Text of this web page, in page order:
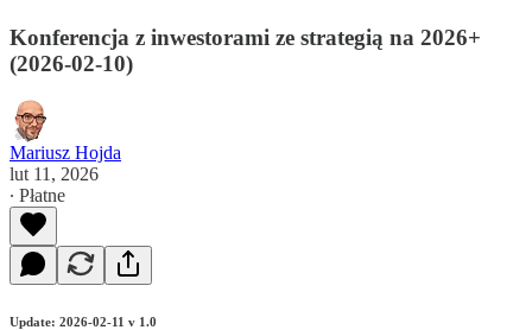
Konferencja z inwestorami ze strategią na 2026+
(2026-02-10)
Mariusz Hojda
lut 11, 2026
∙ Płatne
Update: 2026-02-11 v 1.0